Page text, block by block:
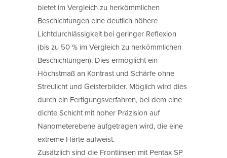
bietet im Vergleich zu herkömmlichen
Beschichtungen eine deutlich höhere
Lichtdurchlässigkeit bei geringer Reflexion
(bis zu 50 % im Vergleich zu herkömmlichen
Beschichtungen). Dies ermöglicht ein
Höchstmaß an Kontrast und Schärfe ohne
Streulicht und Geisterbilder. Möglich wird dies
durch ein Fertigungsverfahren, bei dem eine
dichte Schicht mit hoher Präzision auf
Nanometerebene aufgetragen wird, die eine
extreme Härte aufweist.
Zusätzlich sind die Frontlinsen mit Pentax SP